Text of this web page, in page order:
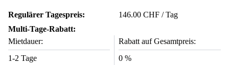
Regulärer Tagespreis:
146.00 CHF / Tag
Multi-Tage-Rabatt:
Mietdauer:
Rabatt auf Gesamtpreis:
1-2 Tage
0 %